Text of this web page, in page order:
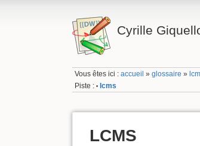
Cyrille
Vous êtes ici :accueil »glossaire »
Piste : • lcms
LCMS